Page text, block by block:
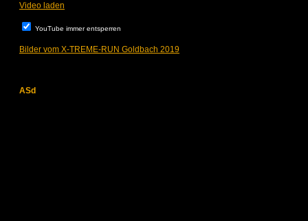
Video laden
YouTube immer entsperren
Bilder vom X-TREME-RUN Goldbach 2019
ASd